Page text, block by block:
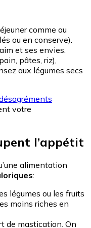
comme au
ou en conserve).
et ses envies.
pâtes, riz),
aux légumes secs
votre
l’appétit
alimentation
:
légumes ou les fruits
moins riches en
de mastication. On